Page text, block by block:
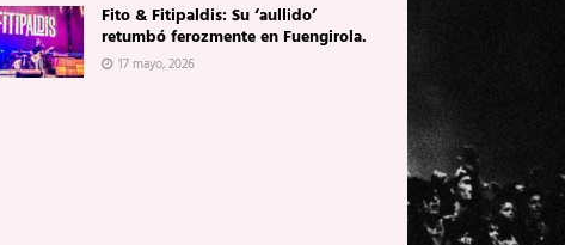
Fito & Fitipaldis: Su ‘aullido’
retumbó ferozmente en Fuengirola.
17 mayo, 2026